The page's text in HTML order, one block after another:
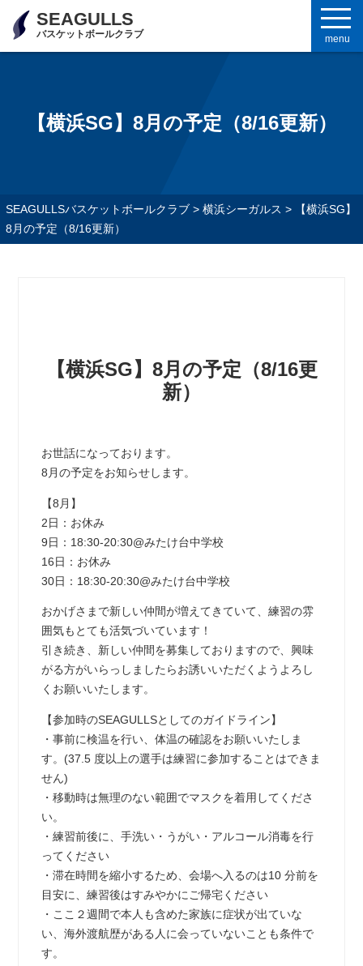
SEAGULLS
バスケットボールクラブ menu
【横浜SG】8月の予定（8/16更新）
SEAGULLSバスケットボールクラブ> 横浜シーガルス >
【横浜SG】
8月の予定（8/16更新）
【横浜SG】8月の予定（8/16更
新）
お世話になっております。
8月の予定をお知らせします。
【8月】
2日：お休み
9日：18:30-20:30@みたけ台中学校
16日：お休み
30日：18:30-20:30@みたけ台中学校
おかげさまで新しい仲間が増えてきていて、練習の雰
囲気もとても活気づいています！
引き続き、新しい仲間を募集しておりますので、興味
がる方がいらっしましたらお誘いいただくようよろし
くお願いいたします。
【参加時のSEAGULLSとしてのガイドライン】
・事前に検温を行い、体温の確認をお願いいたしま
す。(37.5 度以上の選手は練習に参加することはできま
せん)
・移動時は無理のない範囲でマスクを着用してくださ
い。
・練習前後に、手洗い・うがい・アルコール消毒を行
ってください
・滞在時間を縮小するため、会場へ入るのは10 分前を
目安に、練習後はすみやかにご帰宅ください
・ここ２週間で本人も含めた家族に症状が出ていな
い、海外渡航歴がある人に会っていないことも条件で
す。